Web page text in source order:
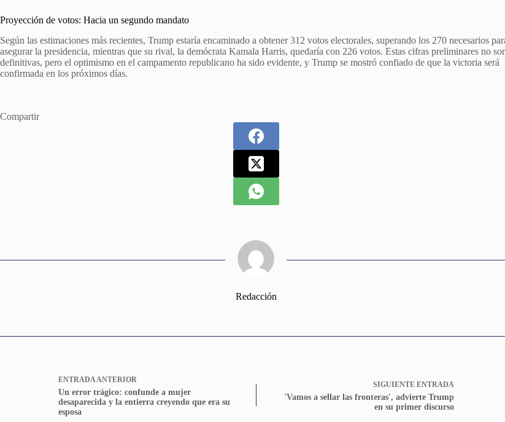
Proyección de votos: Hacia un segundo mandato
Según las estimaciones más recientes, Trump estaría encaminado a obtener 312 votos electorales, superando los 270 necesarios
asegurar la presidencia, mientras que su rival, la demócrata Kamala Harris, quedaría con 226 votos. Estas cifras preliminares no
definitivas, pero el optimismo en el campamento republicano ha sido evidente, y Trump se mostró confiado de que la victoria será
confirmada en los próximos días.
Compartir
Redacción
ENTRADA ANTERIOR
Un error trágico: confunde a mujer
desaparecida y la entierra creyendo que era su
esposa
SIGUIENTE ENTRADA
'Vamos a sellar las fronteras', advierte Trump
en su primer discurso